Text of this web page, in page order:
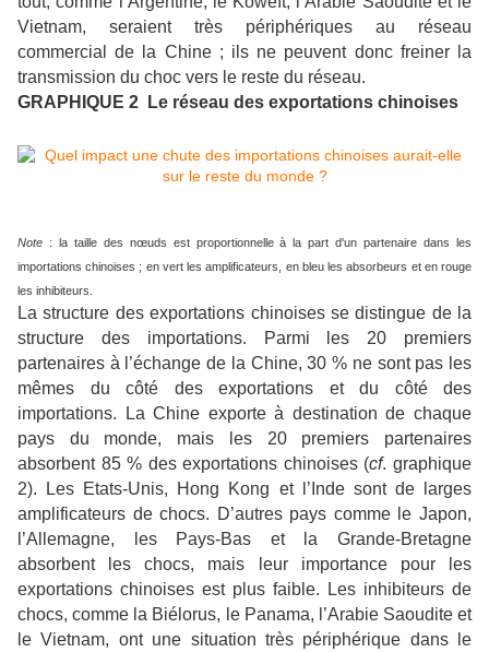
Vietnam, seraient très périphériques au réseau
commercial de la Chine ; ils ne peuvent donc freiner la
transmission du choc vers le reste du réseau.
GRAPHIQUE 2 Le réseau des exportations chinoises
Note : la taille des nœuds est proportionnelle à la part d'un partenaire dans les
importations chinoises ; en vert les amplificateurs, en bleu les absorbeurs et en rouge
les inhibiteurs.
La structure des exportations chinoises se distingue de la
structure des importations. Parmi les 20 premiers
partenaires à l’échange de la Chine, 30 % ne sont pas les
mêmes du côté des exportations et du côté des
importations. La Chine exporte à destination de chaque
pays du monde, mais les 20 premiers partenaires
absorbent 85 % des exportations chinoises (cf. graphique
2). Les Etats-Unis, Hong Kong et l’Inde sont de larges
amplificateurs de chocs. D’autres pays comme le Japon,
l’Allemagne, les Pays-Bas et la Grande-Bretagne
absorbent les chocs, mais leur importance pour les
exportations chinoises est plus faible. Les inhibiteurs de
chocs, comme la Biélorus, le Panama, l’Arabie Saoudite et
le Vietnam, ont une situation très périphérique dans le